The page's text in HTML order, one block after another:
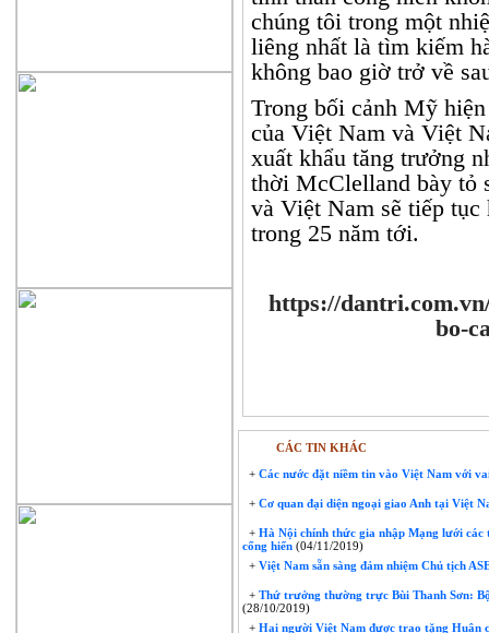
chúng tôi trong một
liêng nhất là tìm kiếm
không bao giờ trở về
Trong bối cảnh Mỹ
của Việt Nam và Việt
xuất khẩu tăng trưởng
thời McClelland bày tỏ
và Việt Nam sẽ tiếp
trong 25 năm tới.
https://
bo-
CÁC TIN KHÁC
+ Các nước đặt niềm tin vào Việt Nam với
+ Cơ quan đại diện ngoại giao Anh tại Việt
+ Hà Nội chính thức gia nhập Mạng lưới các
cống hiến (04/11/2019)
+ Việt Nam sẵn sàng đảm nhiệm Chủ tịch
+ Thứ trưởng thường trực Bùi Thanh Sơn:
(28/10/2019)
+ Hai người Việt Nam được trao tặng Huân